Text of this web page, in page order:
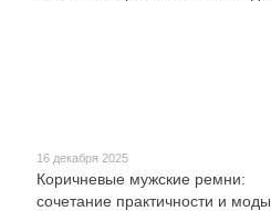
16 декабря 2025
Коричневые мужские ремни:
сочетание практичности и моды